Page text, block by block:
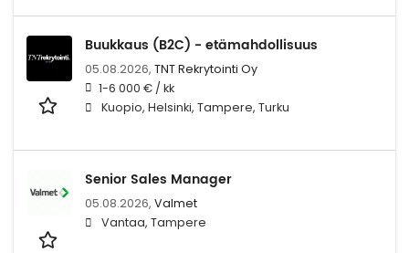
Buukkaus (B2C) - etämahdollisuus
05.08.2026, TNT Rekrytointi Oy
1-6 000 € / kk
Kuopio, Helsinki, Tampere, Turku
Senior Sales Manager
05.08.2026, Valmet
Vantaa, Tampere